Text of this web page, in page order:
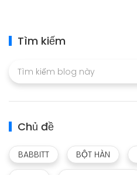
Tìm kiếm
Chủ đề
BABBITT BỘT HÀN